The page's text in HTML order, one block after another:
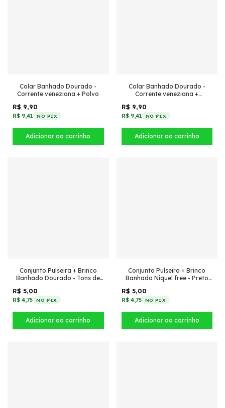
Colar Banhado Dourado -
Corrente veneziana + Polvo
R$ 9,90
R$ 9,41 NO PIX
Colar Banhado Dourado -
Corrente veneziana +
R$ 9,90
R$ 9,41 NO PIX
Conjunto Pulseira + Brinco
Banhado Dourado - Tons de
R$ 5,00
R$ 4,75 NO PIX
Conjunto Pulseira + Brinco
Banhado Níquel free - Preto
R$ 5,00
R$ 4,75 NO PIX